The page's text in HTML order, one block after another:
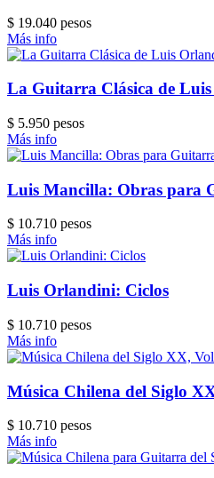
$ 19.040 pesos
Más info
La Guitarra Clásica de
$ 5.950 pesos
Más info
Luis Mancilla: Obras para
$ 10.710 pesos
Más info
Luis Orlandini: Ciclos
$ 10.710 pesos
Más info
Música Chilena del Siglo
$ 10.710 pesos
Más info